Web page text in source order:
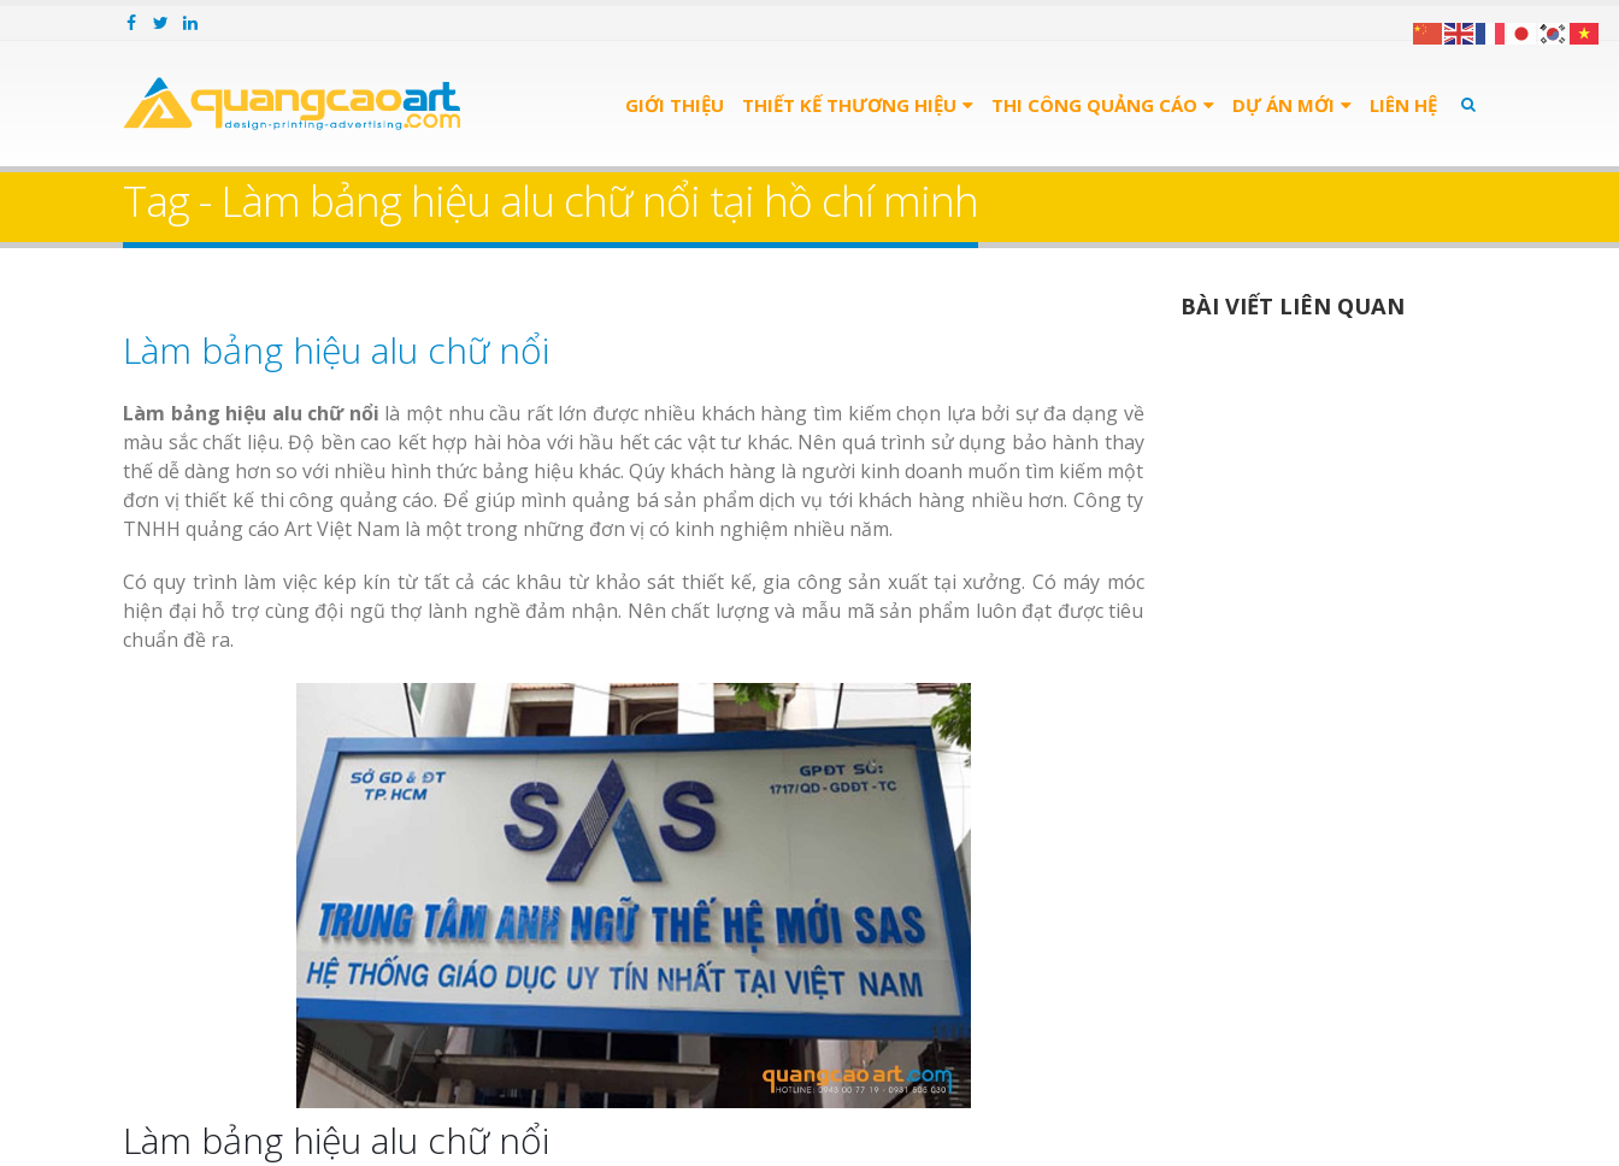
GIỚI THIỆU THIẾT KẾ THƯƠNG HIỆU THI CÔNG QUẢNG CÁO DỰ ÁN MỚI LIÊN HỆ
Tag - Làm bảng hiệu alu chữ nổi tại hồ chí minh
Làm bảng hiệu alu chữ nổi
Làm bảng hiệu alu chữ nổi là một nhu cầu rất lớn được nhiều khách hàng tìm kiếm chọn lựa bởi sự đa dạng về
màu sắc chất liệu. Độ bền cao kết hợp hài hòa với hầu hết các vật tư khác. Nên quá trình sử dụng bảo hành thay
thế dễ dàng hơn so với nhiều hình thức bảng hiệu khác. Qúy khách hàng là người kinh doanh muốn tìm kiếm một
đơn vị thiết kế thi công quảng cáo. Để giúp mình quảng bá sản phẩm dịch vụ tới khách hàng nhiều hơn. Công ty
TNHH quảng cáo Art Việt Nam là một trong những đơn vị có kinh nghiệm nhiều năm.
Có quy trình làm việc kép kín từ tất cả các khâu từ khảo sát thiết kế, gia công sản xuất tại xưởng. Có máy móc
hiện đại hỗ trợ cùng đội ngũ thợ lành nghề đảm nhận. Nên chất lượng và mẫu mã sản phẩm luôn đạt được tiêu
chuẩn đề ra.
Làm bảng hiệu alu chữ nổi
BÀI VIẾT LIÊN QUAN